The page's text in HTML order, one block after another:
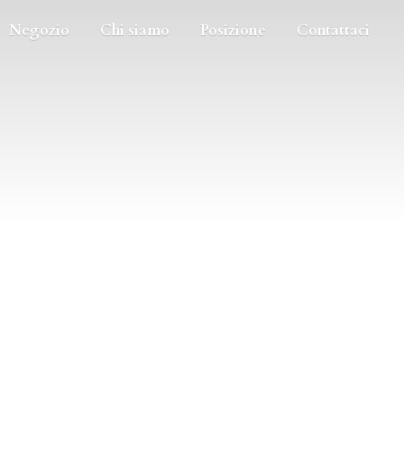
Negozio Chi siamo Posizione Contattaci